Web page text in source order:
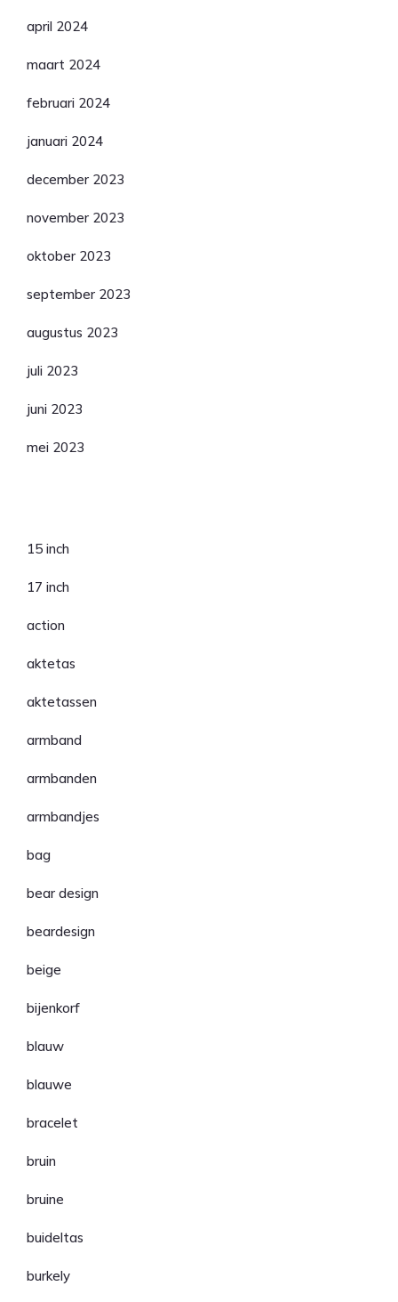
april 2024
maart 2024
februari 2024
januari 2024
december 2023
november 2023
oktober 2023
september 2023
augustus 2023
juli 2023
juni 2023
mei 2023
15 inch
17 inch
action
aktetas
aktetassen
armband
armbanden
armbandjes
bag
bear design
beardesign
beige
bijenkorf
blauw
blauwe
bracelet
bruin
bruine
buideltas
burkely